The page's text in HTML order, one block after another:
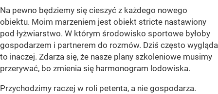
Na pewno będziemy się cieszyć z każdego nowego
obiektu. Moim marzeniem jest obiekt stricte nastawiony
pod łyżwiarstwo. W którym środowisko sportowe byłoby
gospodarzem i partnerem do rozmów. Dziś często wygląda
to inaczej. Zdarza się, że nasze plany szkoleniowe musimy
przerywać, bo zmienia się harmonogram lodowiska.
Przychodzimy raczej w roli petenta, a nie gospodarza.